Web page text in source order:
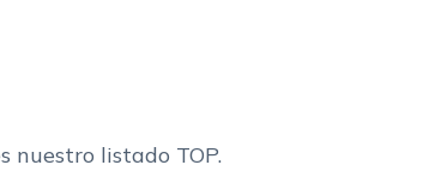
nuestro listado TOP.